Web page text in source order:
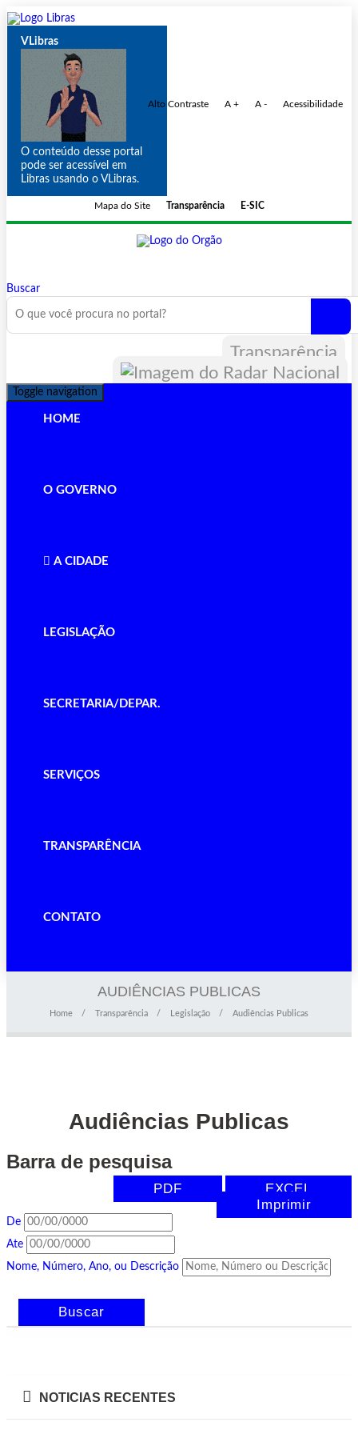
VLibras
O conteúdo desse portal
pode ser acessível em
Libras usando o VLibras.
Alto Contraste A + A - Acessibilidade
Mapa do Site Transparência E-SIC
Buscar
Transparência
Toggle navigation
HOME
O GOVERNO
A CIDADE
LEGISLAÇÃO
SECRETARIA/DEPAR.
SERVIÇOS
TRANSPARÊNCIA
CONTATO
AUDIÊNCIAS PUBLICAS
Home Transparência Legislação Audiências Publicas
Audiências Publicas
Barra de pesquisa
PDF
EXCEL
Imprimir
De
Ate
Nome, Número, Ano, ou Descrição
Buscar
NOTICIAS RECENTES